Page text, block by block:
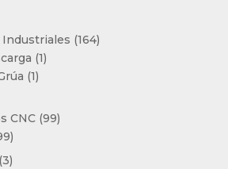
productos
164164
11
11
CNC 9999
99
productos
33